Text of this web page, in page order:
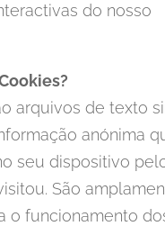
do nosso
arquivos de texto
anónima
seu dispositivo
São
o funcionamento